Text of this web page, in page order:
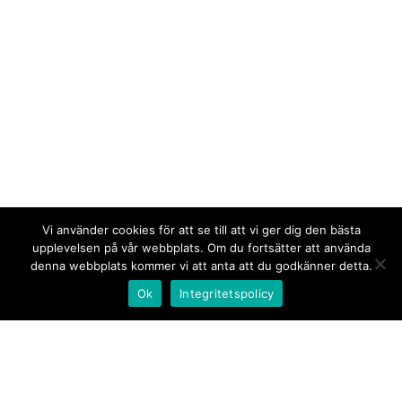
Vi använder cookies för att se till att vi ger dig den bästa
upplevelsen på vår webbplats. Om du fortsätter att använda
denna webbplats kommer vi att anta att du godkänner detta.
Ok
Integritetspolicy